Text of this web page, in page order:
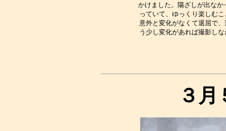
かけました。陽ざしが出な
っていて、ゆっくり楽しむ
意外と変化がなくて退屈で
３月